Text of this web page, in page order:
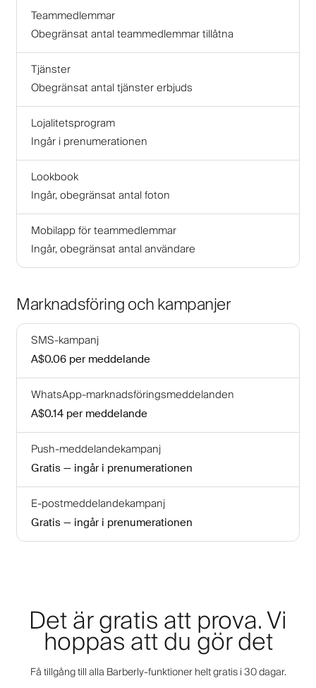
Teammedlemmar
Obegränsat antal teammedlemmar tillåtna
Tjänster
Obegränsat antal tjänster erbjuds
Lojalitetsprogram
Ingår i prenumerationen
Lookbook
Ingår, obegränsat antal foton
Mobilapp för teammedlemmar
Ingår, obegränsat antal användare
Marknadsföring och kampanjer
SMS-kampanj
A$0.06 per meddelande
WhatsApp-marknadsföringsmeddelanden
A$0.14 per meddelande
Push-meddelandekampanj
Gratis — ingår i prenumerationen
E-postmeddelandekampanj
Gratis — ingår i prenumerationen
Det är gratis att prova. Vi
hoppas att du gör det
Få tillgång till alla Barberly-funktioner helt gratis i 30 dagar.